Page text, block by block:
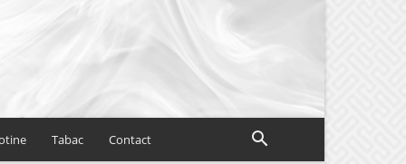
Tabac Contact